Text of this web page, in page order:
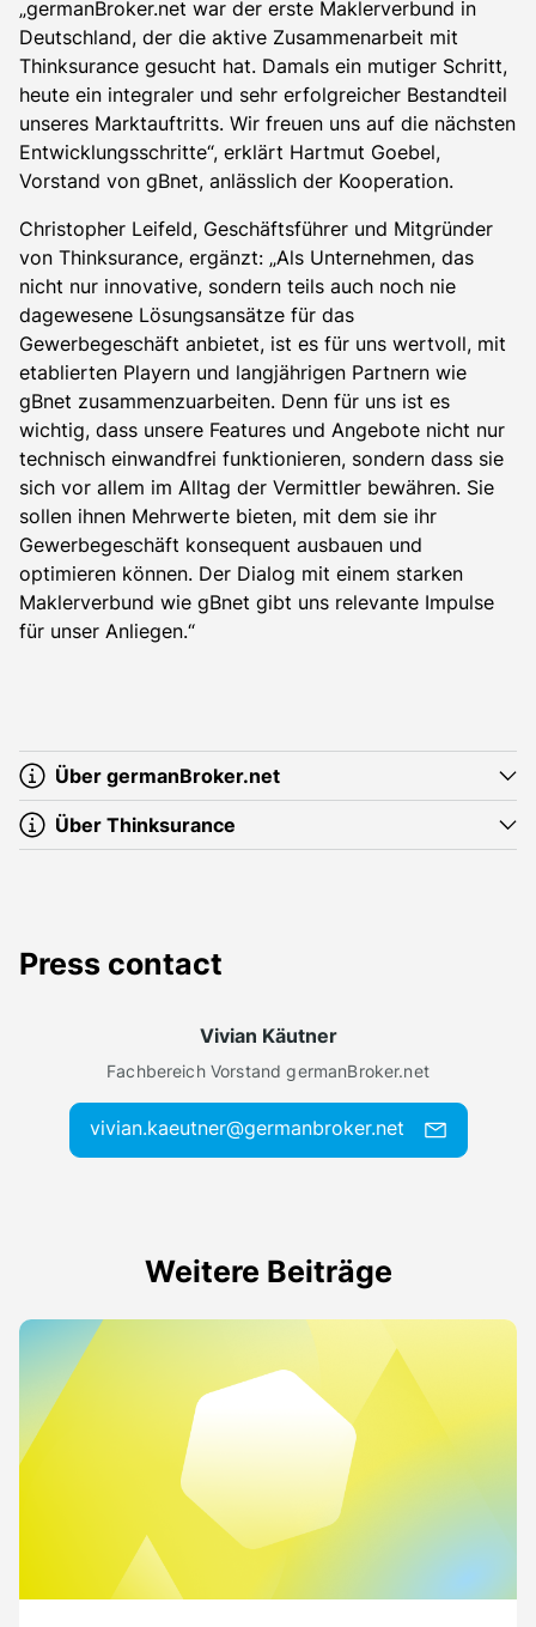
„germanBroker.net war der erste Maklerverbund in
Deutschland, der die aktive Zusammenarbeit mit
Thinksurance gesucht hat. Damals ein mutiger Schritt,
heute ein integraler und sehr erfolgreicher Bestandteil
unseres Marktauftritts. Wir freuen uns auf die nächsten
Entwicklungsschritte“, erklärt Hartmut Goebel,
Vorstand von gBnet, anlässlich der Kooperation.
Christopher Leifeld, Geschäftsführer und Mitgründer
von Thinksurance, ergänzt: „Als Unternehmen, das
nicht nur innovative, sondern teils auch noch nie
dagewesene Lösungsansätze für das
Gewerbegeschäft anbietet, ist es für uns wertvoll, mit
etablierten Playern und langjährigen Partnern wie
gBnet zusammenzuarbeiten. Denn für uns ist es
wichtig, dass unsere Features und Angebote nicht nur
technisch einwandfrei funktionieren, sondern dass sie
sich vor allem im Alltag der Vermittler bewähren. Sie
sollen ihnen Mehrwerte bieten, mit dem sie ihr
Gewerbegeschäft konsequent ausbauen und
optimieren können. Der Dialog mit einem starken
Maklerverbund wie gBnet gibt uns relevante Impulse
für unser Anliegen.“
Über germanBroker.net
Über Thinksurance
Press contact
Vivian Käutner
Fachbereich Vorstand germanBroker.net
vivian.kaeutner@germanbroker.net
Weitere Beiträge